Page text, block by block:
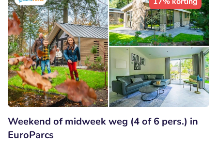
Weekend of midweek weg (4 of 6 pers.) in
EuroParcs